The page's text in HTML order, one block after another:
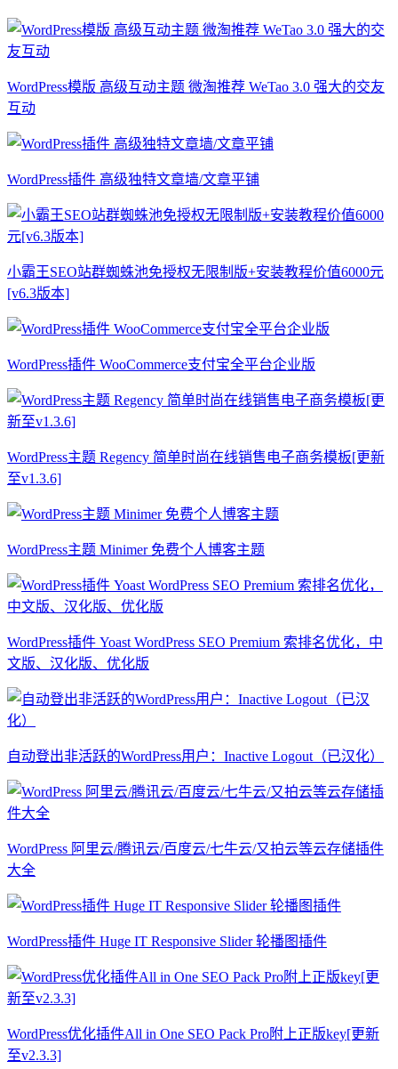
WordPress模版 高级互动主题 微淘推荐 WeTao 3.0 强大的交友
互动
WordPress插件 高级独特文章墙/文章平铺
小霸王SEO站群蜘蛛池免授权无限制版+安装教程价值6000元
[v6.3版本]
WordPress插件 WooCommerce支付宝全平台企业版
WordPress主题 Regency 简单时尚在线销售电子商务模板[更新
至v1.3.6]
WordPress主题 Minimer 免费个人博客主题
WordPress插件 Yoast WordPress SEO Premium 索排名优化，中
文版、汉化版、优化版
自动登出非活跃的WordPress用户：Inactive Logout（已汉化）
WordPress 阿里云/腾讯云/百度云/七牛云/又拍云等云存储插件
大全
WordPress插件 Huge IT Responsive Slider 轮播图插件
WordPress优化插件All in One SEO Pack Pro附上正版key[更新
至v2.3.3]